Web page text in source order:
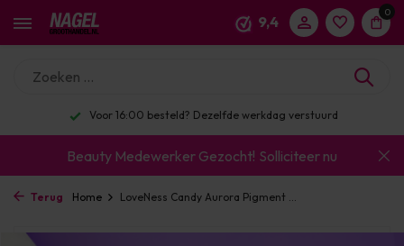
9,4
0
besteld? Dezelfde werkdag verstuurd
Beauty Medewerker Gezocht! Solliciteer nu
Terug Home LoveNess Candy Aurora Pigment ...